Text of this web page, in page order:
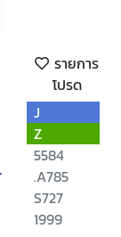
รายการ
โปรด
J
Z
5584
.A785
S727
1999